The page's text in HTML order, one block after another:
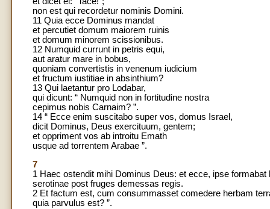
non est qui recordetur nominis Domini.
11 Quia ecce Dominus mandat
et percutiet domum maiorem ruinis
et domum minorem scissionibus.
12 Numquid currunt in petris equi,
aut aratur mare in bobus,
quoniam convertistis in venenum iudicium
et fructum iustitiae in absinthium?
13 Qui laetantur pro Lodabar,
qui dicunt: “ Numquid non in fortitudine nostra
cepimus nobis Carnaim? ”.
14 “ Ecce enim suscitabo super vos, domus Israel,
dicit Dominus, Deus exercituum, gentem;
et oppriment vos ab introitu Emath
usque ad torrentem Arabae ”.
7
1 Haec ostendit mihi Dominus Deus: et ecce, ipse
serotinae post fruges demessas regis.
2 Et factum est, cum consummasset comedere herbam
quia parvulus est? ”.